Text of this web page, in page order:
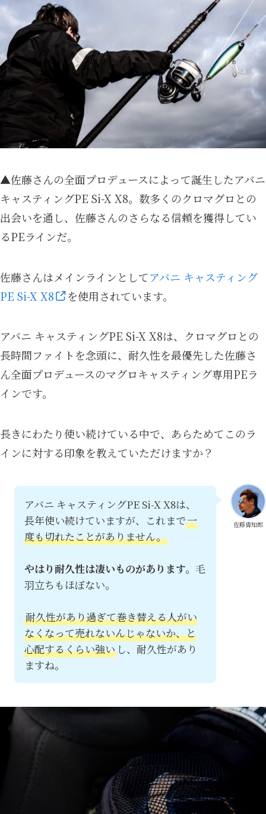
▲佐藤さんの全面プロデュースによって誕生したアバニ
キャスティングPE Si-X X8。数多くのクロマグロとの
出会いを通し、佐藤さんのさらなる信頼を獲得してい
るPEラインだ。
佐藤さんはメインラインとしてアバニ キャスティング
PE Si-X X8
を使用されています。
アバニ キャスティングPE Si-X X8は、クロマグロとの
長時間ファイトを念頭に、耐久性を最優先した佐藤さ
ん全面プロデュースのマグロキャスティング専用PEラ
インです。
長きにわたり使い続けている中で、あらためてこのラ
インに対する印象を教えていただけますか？
佐藤偉知郎
アバニ キャスティングPE Si-X X8は、
長年使い続けていますが、これまで一
度も切れたことがありません。
やはり耐久性は凄いものがあります。毛
羽立ちもほぼない。
耐久性があり過ぎて巻き替える人がい
なくなって売れないんじゃないか、と
心配するくらい強い し、耐久性があり
ますね。